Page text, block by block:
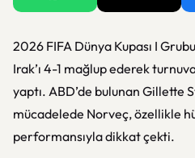
2026 FIFA Dünya Kupası I
Irak’ı 4-1 mağlup ederek
yaptı. ABD’de bulunan Gillette
mücadelede Norveç, özellikle
performansıyla dikkat çekti.